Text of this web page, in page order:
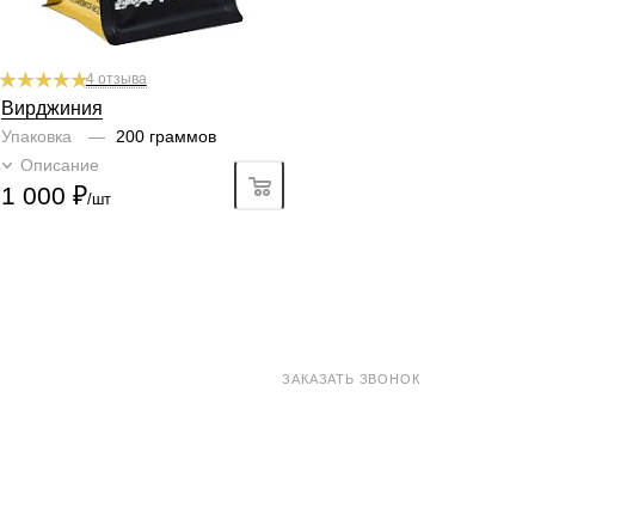
4 отзыва
Вирджиния
Упаковка —
200 граммов
Описание
1 000 ₽/шт
ЗАКАЗАТЬ ЗВОНОК